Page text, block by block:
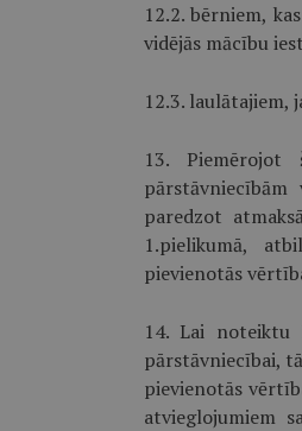
12.2. bērniem,
vidējās mācību
12.3. laulātajiem,
13.
paredzot
1.pielikumā,
pievienotās
14. Lai noteiktu
pārstāvniecībai,
pievienotās
atvieglojumiem